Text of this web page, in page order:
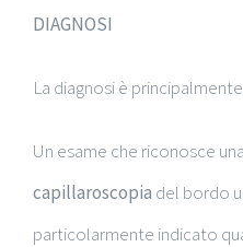
DIAGNOSI
La diagnosi è
Un esame che riconosce
capillaroscopia del bordo
particolarmente indicato